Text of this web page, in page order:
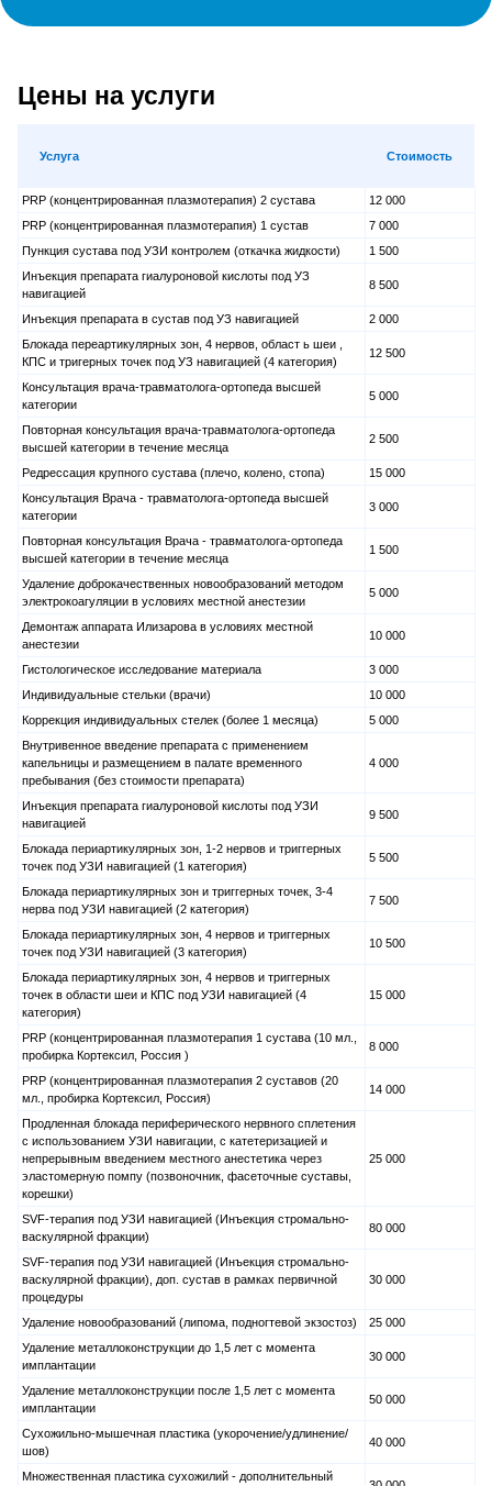
Цены на услуги
Услуга Стоимость
PRP (концентрированная плазмотерапия) 2 сустава
12 000
PRP (концентрированная плазмотерапия) 1 сустав
7 000
Пункция сустава под УЗИ контролем (откачка жидкости)
1 500
Инъекция препарата гиалуроновой кислоты под УЗ
навигацией
8 500
Инъекция препарата в сустав под УЗ навигацией
2 000
Блокада переартикулярных зон, 4 нервов, област ь шеи ,
КПС и тригерных точек под УЗ навигацией (4 категория)
12 500
Консультация врача-травматолога-ортопеда высшей
категории
5 000
Повторная консультация врача-травматолога-ортопеда
высшей категории в течение месяца
2 500
Редрессация крупного сустава (плечо, колено, стопа)
15 000
Консультация Врача - травматолога-ортопеда высшей
категории
3 000
Повторная консультация Врача - травматолога-ортопеда
высшей категории в течение месяца
1 500
Удаление доброкачественных новообразований методом
электрокоагуляции в условиях местной анестезии
5 000
Демонтаж аппарата Илизарова в условиях местной
анестезии
10 000
Гистологическое исследование материала
3 000
Индивидуальные стельки (врачи)
10 000
Коррекция индивидуальных стелек (более 1 месяца)
5 000
Внутривенное введение препарата с применением
капельницы и размещением в палате временного
пребывания (без стоимости препарата)
4 000
Инъекция препарата гиалуроновой кислоты под УЗИ
навигацией
9 500
Блокада периартикулярных зон, 1-2 нервов и триггерных
точек под УЗИ навигацией (1 категория)
5 500
Блокада периартикулярных зон и триггерных точек, 3-4
нерва под УЗИ навигацией (2 категория)
7 500
Блокада периартикулярных зон, 4 нервов и триггерных
точек под УЗИ навигацией (3 категория)
10 500
Блокада периартикулярных зон, 4 нервов и триггерных
точек в области шеи и КПС под УЗИ навигацией (4
категория)
15 000
PRP (концентрированная плазмотерапия 1 сустава (10 мл.,
пробирка Кортексил, Россия )
8 000
PRP (концентрированная плазмотерапия 2 суставов (20
мл., пробирка Кортексил, Россия)
14 000
Продленная блокада периферического нервного сплетения
с использованием УЗИ навигации, с катетеризацией и
непрерывным введением местного анестетика через
эластомерную помпу (позвоночник, фасеточные суставы,
корешки)
25 000
SVF-терапия под УЗИ навигацией (Инъекция стромально-
васкулярной фракции)
80 000
SVF-терапия под УЗИ навигацией (Инъекция стромально-
васкулярной фракции), доп. сустав в рамках первичной
процедуры
30 000
Удаление новообразований (липома, подногтевой экзостоз)
25 000
Удаление металлоконструкции до 1,5 лет с момента
имплантации
30 000
Удаление металлоконструкции после 1,5 лет с момента
имплантации
50 000
Сухожильно-мышечная пластика (укорочение/удлинение/
шов)
40 000
Множественная пластика сухожилий - дополнительный